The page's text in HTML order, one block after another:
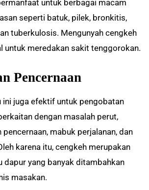
untuk berbagai macam
seperti batuk, pilek, bronkitis,
tuberkulosis. Mengunyah cengkeh
untuk meredakan sakit tenggorokan.
Pencernaan
ini juga efektif untuk pengobatan
dengan masalah perut,
mabuk perjalanan, dan
karena itu, cengkeh merupakan
dapur yang banyak ditambahkan
masakan.